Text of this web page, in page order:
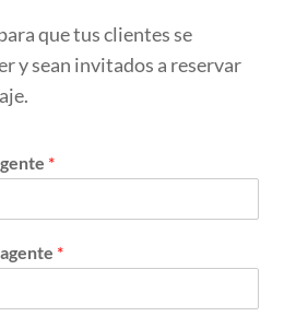
que tus clientes se
y sean invitados a reservar
*
*